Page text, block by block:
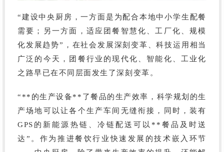
“建设中央厨房，一方面是为配合本地中小学生配餐
需要；另一方面，适应团餐智慧化、工厂化、规模
化发展趋势”，在社会发展深刻变革、科技运用相当
广泛的今天，团餐行业的现代化、智能化、工业化
之路早已在不同层面发生了深刻变革。
“**的生产设备**了餐品的生产效率，科学规划的生
产场地可以让各个生产车间无缝衔接，同时，装有
GPS的新能源热链、冷链配送可以**餐品及时送
达”。作为推进餐饮行业快速发展的技术嵌入环节